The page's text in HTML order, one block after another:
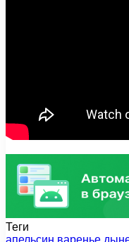
Теги
апельсин варенье